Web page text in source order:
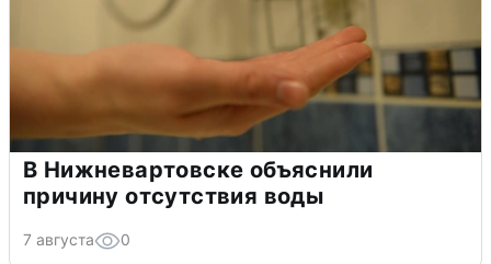
В Нижневартовске объяснили
причину отсутствия воды
7 августа 0